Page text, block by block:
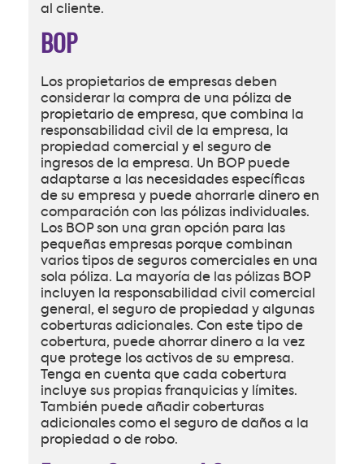
al cliente.
BOP
Los propietarios de empresas deben
considerar la compra de una póliza de
propietario de empresa, que combina la
responsabilidad civil de la empresa, la
propiedad comercial y el seguro de
ingresos de la empresa. Un BOP puede
adaptarse a las necesidades específicas
de su empresa y puede ahorrarle dinero en
comparación con las pólizas individuales.
Los BOP son una gran opción para las
pequeñas empresas porque combinan
varios tipos de seguros comerciales en una
sola póliza. La mayoría de las pólizas BOP
incluyen la responsabilidad civil comercial
general, el seguro de propiedad y algunas
coberturas adicionales. Con este tipo de
cobertura, puede ahorrar dinero a la vez
que protege los activos de su empresa.
Tenga en cuenta que cada cobertura
incluye sus propias franquicias y límites.
También puede añadir coberturas
adicionales como el seguro de daños a la
propiedad o de robo.